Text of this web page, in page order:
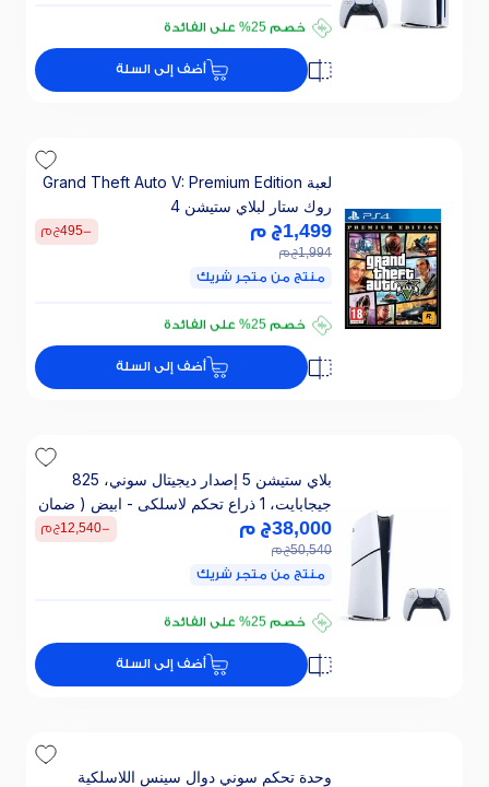
خصم 25% على الفائدة
تقسيطي 2793 ج.م/ 24 ش
أضف إلى السلة
لعبة Grand Theft Auto V: Premium Edition
روك ستار لبلاي ستيشن 4
1,499ج م
1,994ج م
-
495ج م
منتج من متجر شريك
خصم 25% على الفائدة
تقسيطي 100 ج.م/ 24 ش
أضف إلى السلة
بلاي ستيشن 5 إصدار ديجيتال سوني، 825
جيجابايت، 1 ذراع تحكم لاسلكى - ابيض ( ضمان
دولى )
38,000ج م
50,540ج م
-
12,540ج م
منتج من متجر شريك
خصم 25% على الفائدة
تقسيطي 2533 ج.م/ 24 ش
أضف إلى السلة
وحدة تحكم سوني دوال سينس اللاسلكية